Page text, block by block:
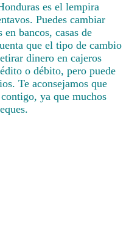
es el lempira
Puedes cambiar
en bancos, casas de
que el tipo de cambio
dinero en cajeros
o débito, pero puede
Te aconsejamos que
ya que muchos